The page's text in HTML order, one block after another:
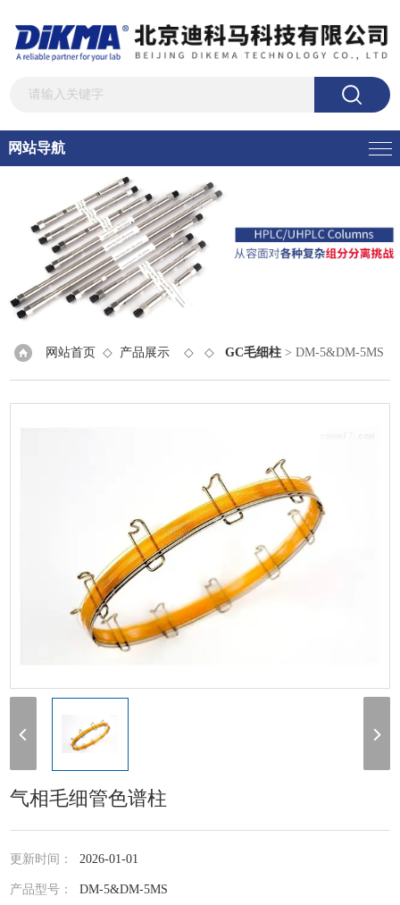
网站导航
网站首页 ◇ 产品展示 ◇ ◇GC毛细柱 > DM-5&DM-5MS
气相毛细管色谱柱
气相毛细管色谱柱
更新时间：2026-01-01
产品型号：DM-5&DM-5MS